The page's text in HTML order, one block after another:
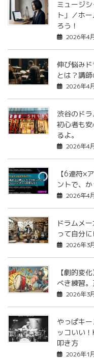
ミュージ
ト」／ホ
ろう！
2026年4
伸び悩みド
とは？講
2026年4
渋谷のド
初心者も
るよ。
2026年4
【6連符×
ントで、
2026年4
ドラムメ
って自分
2026年3
【劇的変
べき練習
2026年3
やっぱキ
ッコいい
叩き方
2026年1